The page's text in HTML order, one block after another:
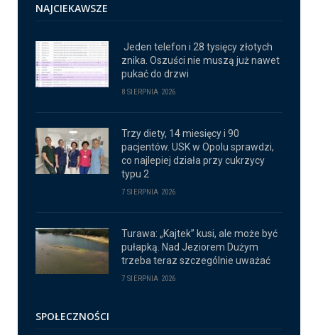
NAJCIEKAWSZE
Jeden telefon i 28 tysięcy złotych
znika. Oszuści nie muszą już nawet
pukać do drzwi
8 SIERPNIA 2026
Trzy diety, 14 miesięcy i 90
pacjentów. USK w Opolu sprawdzi,
co najlepiej działa przy cukrzycy
typu 2
7 SIERPNIA 2026
Turawa: „Kajtek” kusi, ale może być
pułapką. Nad Jeziorem Dużym
trzeba teraz szczególnie uważać
7 SIERPNIA 2026
SPOŁECZNOŚCI